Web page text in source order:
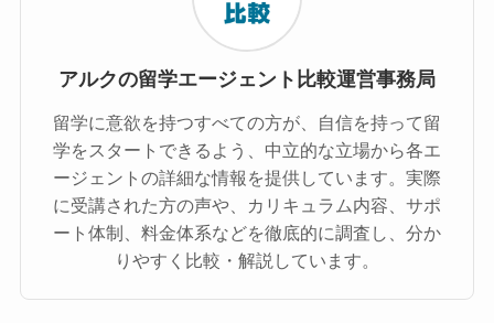
アルクの留学エージェント比較運営事務局
留学に意欲を持つすべての方が、自信を持って留
学をスタートできるよう、中立的な立場から各エ
ージェントの詳細な情報を提供しています。実際
に受講された方の声や、カリキュラム内容、サポ
ート体制、料金体系などを徹底的に調査し、分か
りやすく比較・解説しています。